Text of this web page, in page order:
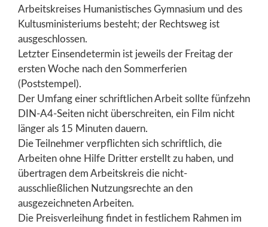
Arbeitskreises Humanistisches Gymnasium und des
Kultusministeriums besteht; der Rechtsweg ist
ausgeschlossen.
Letzter Einsendetermin ist jeweils der Freitag der
ersten Woche nach den Sommerferien
(Poststempel).
Der Umfang einer schriftlichen Arbeit sollte fünfzehn
DIN-A4-Seiten nicht überschreiten, ein Film nicht
länger als 15 Minuten dauern.
Die Teilnehmer verpflichten sich schriftlich, die
Arbeiten ohne Hilfe Dritter erstellt zu haben, und
übertragen dem Arbeitskreis die nicht-
ausschließlichen Nutzungsrechte an den
ausgezeichneten Arbeiten.
Die Preisverleihung findet in festlichem Rahmen im